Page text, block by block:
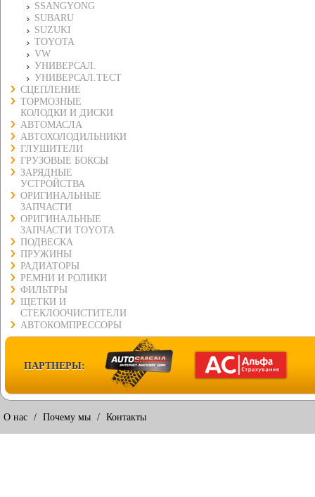
SSANGYONG
SUBARU
SUZUKI
TOYOTA
VW
УНИВЕРСАЛ.
УНИВЕРСАЛ.ТЕСТ
СЦЕПЛЕНИЕ
ТОРМОЗНЫЕ
КОЛОДКИ И ДИСКИ
АВТОМАСЛА
АВТОХОЛОДИЛЬНИКИ
ГЛУШИТЕЛИ
ГРУЗОВЫЕ БОКСЫ
ЗАРЯДНЫЕ
УСТРОЙСТВА
ОРИГИНАЛЬНЫЕ
ЗАПЧАСТИ
ОРИГИНАЛЬНЫЕ
ЗАПЧАСТИ TOYOTA
ПОДВЕСКА
ПРУЖИНЫ
РАДИАТОРЫ
РЕМНИ И РОЛИКИ
ФИЛЬТРЫ
ЩЕТКИ И
СТЕКЛООЧИСТИТЕЛИ
АВТОКОМПРЕССОРЫ
ПАРТНЕРЫ:
О нас / Почему мы / Контакты